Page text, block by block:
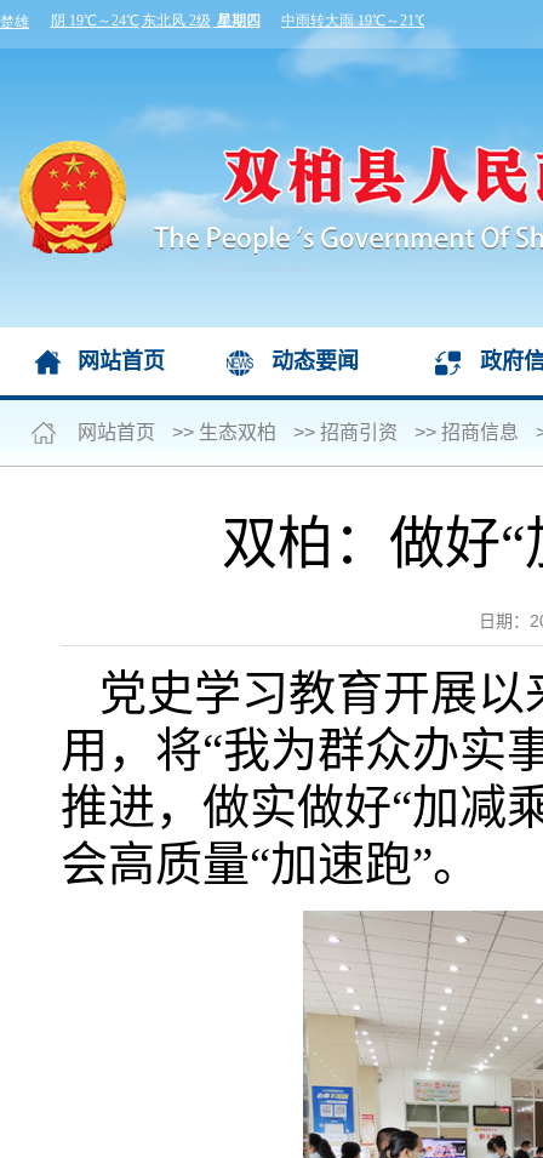
网站首页 动态要闻 政府
网站首页 >> 生态双柏 >> 招商引资 >> 招商信息
双柏：做好
日期：
党史学习教育开展
用，将“我为群众办实
推进，做实做好“加减
会高质量“加速跑”。